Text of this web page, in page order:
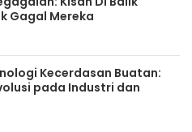
Gagal Mereka
Kecerdasan Buatan:
pada Industri dan